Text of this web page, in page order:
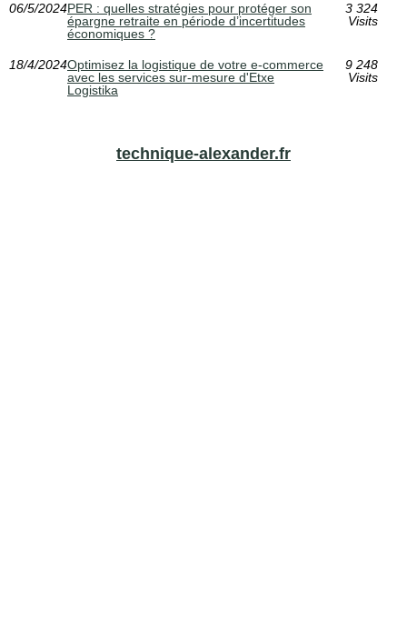
06/5/2024PER : quelles stratégies pour protéger son
épargne retraite en période d’incertitudes
économiques ?
3 324
Visits
18/4/2024Optimisez la logistique de votre e-commerce
avec les services sur-mesure d'Etxe
Logistika
9 248
Visits
technique-alexander.fr